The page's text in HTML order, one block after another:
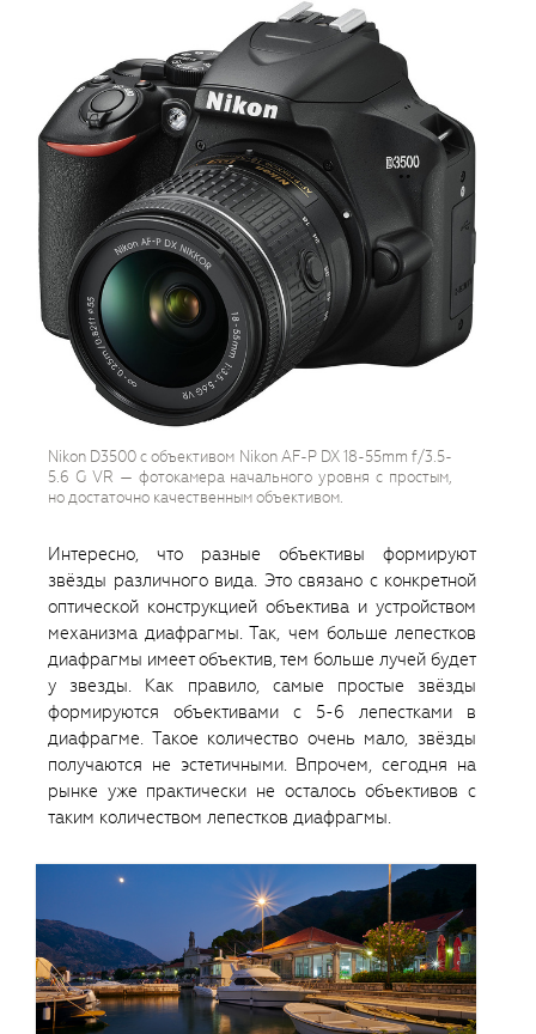
Nikon D3500 с объективом Nikon AF-P DX 18-55mm f/3.5-
5.6 G VR — фотокамера начального уровня с простым,
но достаточно качественным объективом.
Интересно, что разные объективы формируют
звёзды различного вида. Это связано с конкретной
оптической конструкцией объектива и устройством
механизма диафрагмы. Так, чем больше лепестков
диафрагмы имеет объектив, тем больше лучей будет
у звезды. Как правило, самые простые звёзды
формируются объективами с 5-6 лепестками в
диафрагме. Такое количество очень мало, звёзды
получаются не эстетичными. Впрочем, сегодня на
рынке уже практически не осталось объективов с
таким количеством лепестков диафрагмы.